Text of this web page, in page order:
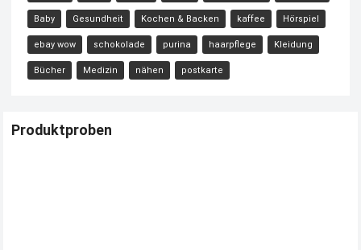
Baby Gesundheit Kochen & Backen kaffee Hörspiel
ebay wow schokolade purina haarpflege Kleidung
Bücher Medizin nähen postkarte
Produktproben